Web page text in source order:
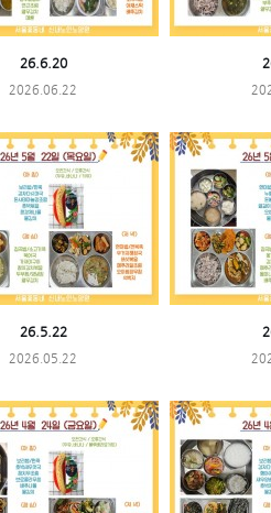
26.6.20
2026.06.22
26.5.22
2026.05.22